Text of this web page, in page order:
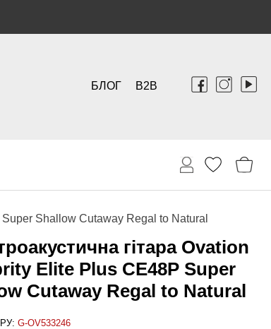
B2B
БЛОГ
Shallow Cutaway Regal to Natural
гітара Ovation
Elite Plus CE48P Super
Cutaway Regal to Natural
G-OV533246